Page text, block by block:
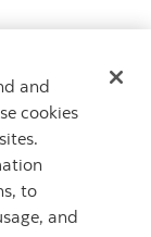
and
cookies
to
and